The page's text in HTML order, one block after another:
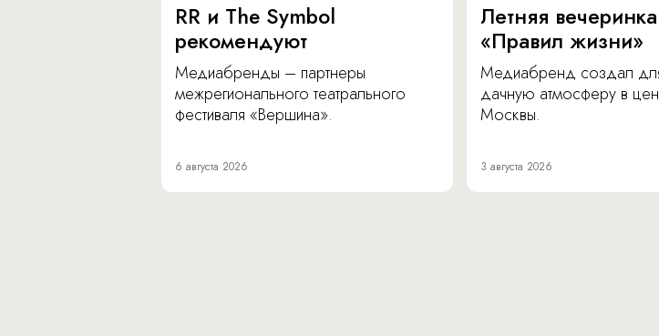
RR и The Symbol
рекомендуют
Медиабренды – партнеры
межрегионального театрального
фестиваля «Вершина».
6 августа 2026
Летняя вечеринка
«Правил жизни»
Медиабренд создал
дачную атмосферу в
Москвы.
3 августа 2026